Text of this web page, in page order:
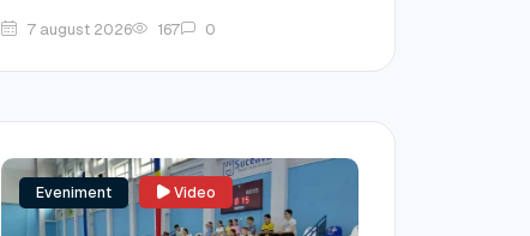
7 august 2026
167 0
Eveniment Video